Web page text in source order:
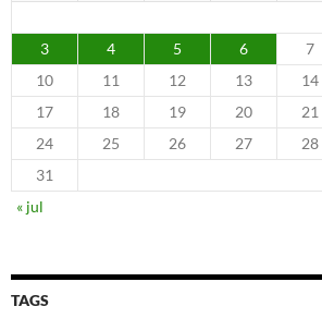
3
4 5 6 7
10
11 12 13 14
17
18 19 20 21
24
25 26 27 28
31
« jul
TAGS